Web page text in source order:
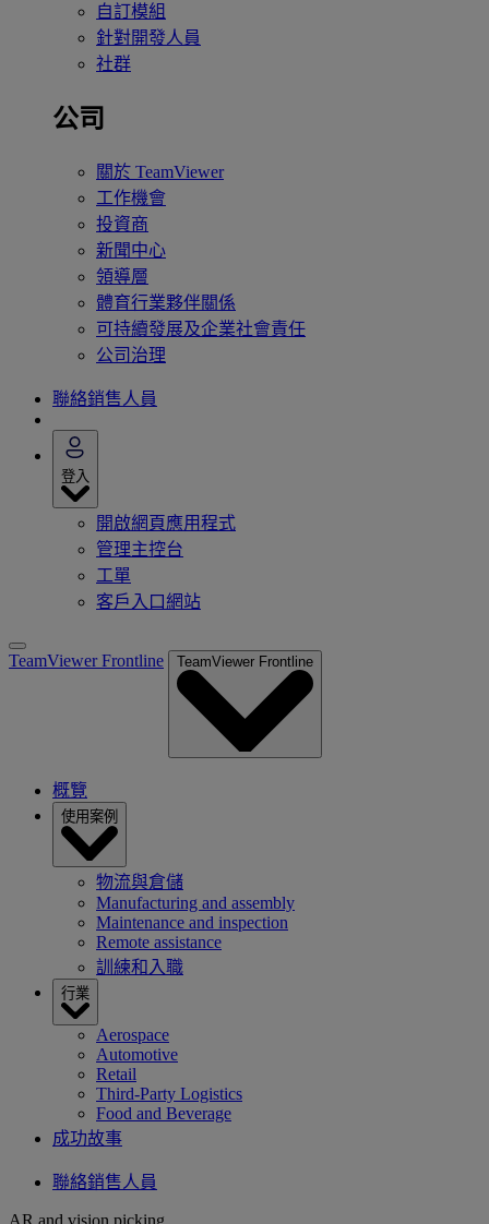
自訂模組
針對開發人員
社群
公司
關於 TeamViewer
工作機會
投資商
新聞中心
領導層
體育行業夥伴關係
可持續發展及企業社會責任
公司治理
聯絡銷售人員
登入
開啟網頁應用程式
管理主控台
工單
客戶入口網站
TeamViewer Frontline TeamViewer Frontline
概覽
使用案例
物流與倉儲
Manufacturing and assembly
Maintenance and inspection
Remote assistance
訓練和入職
行業
Aerospace
Automotive
Retail
Third-Party Logistics
Food and Beverage
成功故事
聯絡銷售人員